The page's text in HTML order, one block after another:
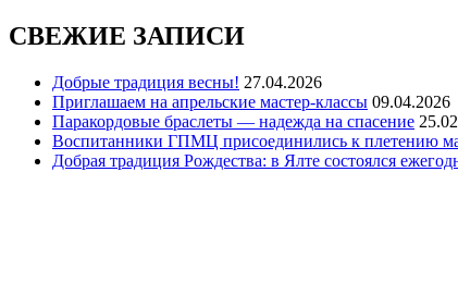
СВЕЖИЕ ЗАПИСИ
Добрые традиция весны! 27.04.2026
Приглашаем на апрельские мастер-классы 09.04.2026
Паракордовые браслеты — надежда на спасение
Воспитанники ГПМЦ присоединились к плетению
Добрая традиция Рождества: в Ялте состоялся